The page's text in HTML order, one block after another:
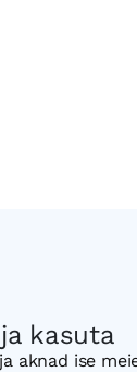
kasuta
aknad ise